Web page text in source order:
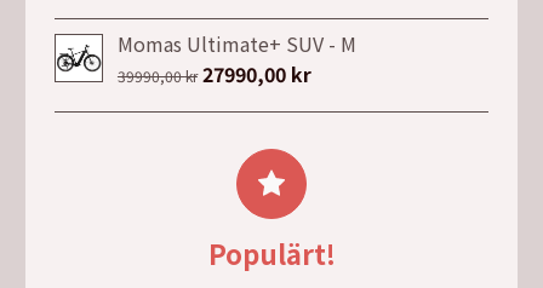
18992,00 kr.14950,00 kr.
ursprungliga
priset
var:
nuvarande
priset
är:
Momas Ultimate+ SUV - M
39990,00kr Det
ursprungliga
39990,00 kr.
27990,00 krDet
nuvarande
Populärt!